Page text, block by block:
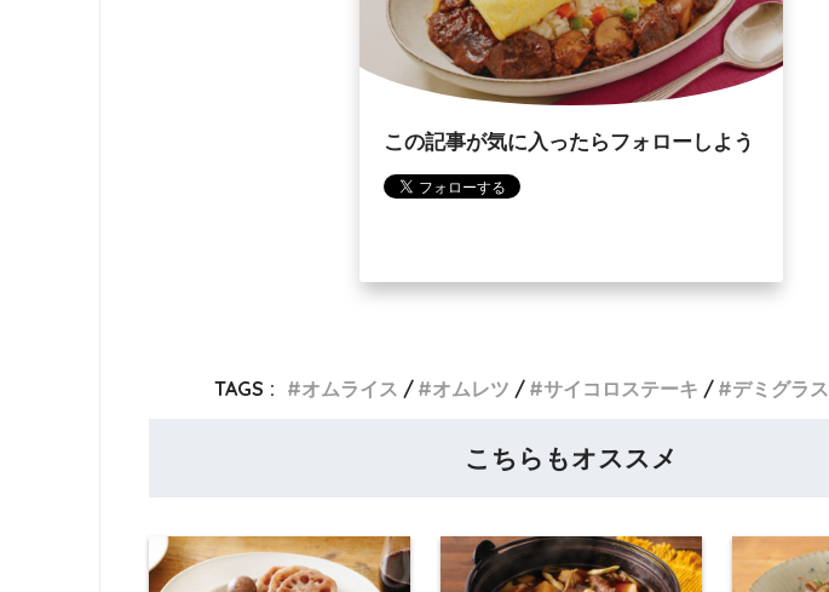
この記事が気に入ったらフォローしよう
TAGS :
オムライス オムレツ サイコロステーキ デミグラス
こちらもオススメ